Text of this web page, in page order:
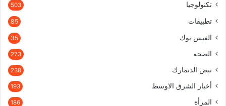
تكنولوجيا 503
تطبيقات 85
الفيس بوك 35
الصحة 273
نبض الدنمارك 238
أخبار الشرق الاوسط 193
المرأة 186